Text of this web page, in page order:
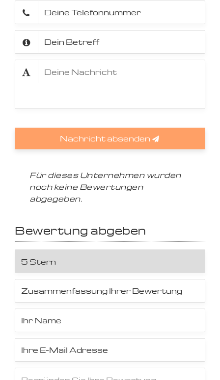
Nachricht absenden
Für dieses Unternehmen wurden
noch keine Bewertungen
abgegeben.
Bewertung abgeben